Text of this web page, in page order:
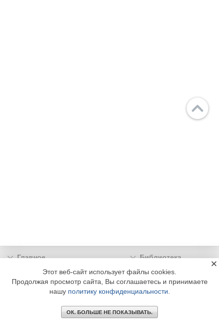
Главное
Библиотека
Подписка
Реклама
Информация
© 2002 - 2026 OOO Издательский дом «МЕДИА ТЕХНОЛОДЖИ» +7 (495) 665-00-
Этот веб-сайт использует файлы cookies.
Продолжая просмотр сайта, Вы соглашаетесь и принимаете
нашу политику конфиденциальности
ОК. БОЛЬШЕ НЕ ПОКАЗЫВАТЬ.
×